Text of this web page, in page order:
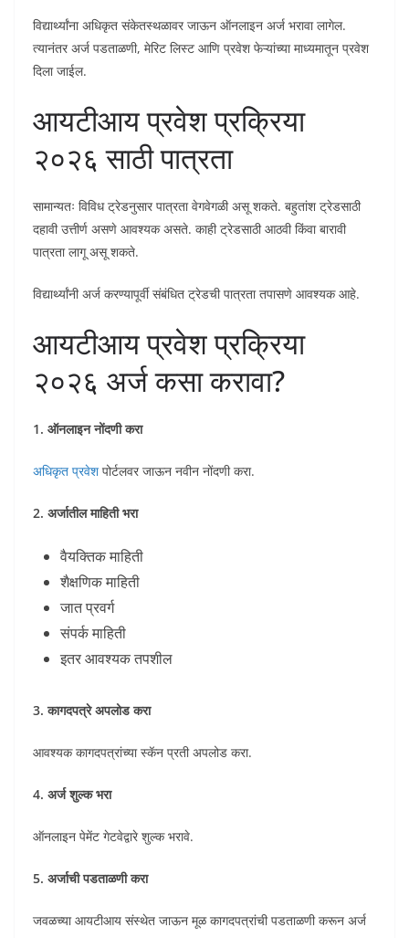
विद्यार्थ्यांना अधिकृत संकेतस्थळावर जाऊन ऑनलाइन अर्ज भरावा लागेल.
त्यानंतर अर्ज पडताळणी, मेरिट लिस्ट आणि प्रवेश फेऱ्यांच्या माध्यमातून प्रवेश
दिला जाईल.
आयटीआय प्रवेश प्रक्रिया
२०२६ साठी पात्रता
सामान्यतः विविध ट्रेडनुसार पात्रता वेगवेगळी असू शकते. बहुतांश ट्रेडसाठी
दहावी उत्तीर्ण असणे आवश्यक असते. काही ट्रेडसाठी आठवी किंवा बारावी
पात्रता लागू असू शकते.
विद्यार्थ्यांनी अर्ज करण्यापूर्वी संबंधित ट्रेडची पात्रता तपासणे आवश्यक आहे.
आयटीआय प्रवेश प्रक्रिया
२०२६ अर्ज कसा करावा?
1. ऑनलाइन नोंदणी करा
अधिकृत प्रवेश पोर्टलवर जाऊन नवीन नोंदणी करा.
2. अर्जातील माहिती भरा
वैयक्तिक माहिती
शैक्षणिक माहिती
जात प्रवर्ग
संपर्क माहिती
इतर आवश्यक तपशील
3. कागदपत्रे अपलोड करा
आवश्यक कागदपत्रांच्या स्कॅन प्रती अपलोड करा.
4. अर्ज शुल्क भरा
ऑनलाइन पेमेंट गेटवेद्वारे शुल्क भरावे.
5. अर्जाची पडताळणी करा
जवळच्या आयटीआय संस्थेत जाऊन मूळ कागदपत्रांची पडताळणी करून अर्ज